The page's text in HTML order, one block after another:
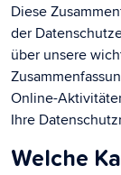
Diese
der
über unsere
Online-
Ihre
Welche